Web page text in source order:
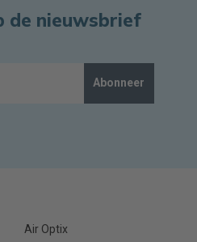
de nieuwsbrief
Abonneer
Air Optix